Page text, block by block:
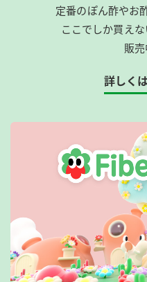
定番のぽん酢やお
ここでしか買え
販売
詳しく